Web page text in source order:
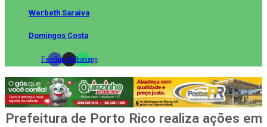
Werbeth Saraiva
Domingos Costa
FacebookInstagramWhatsapp
Prefeitura de Porto Rico realiza ações em